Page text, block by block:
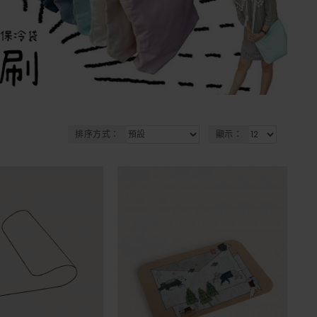
排序方式： 顯示：